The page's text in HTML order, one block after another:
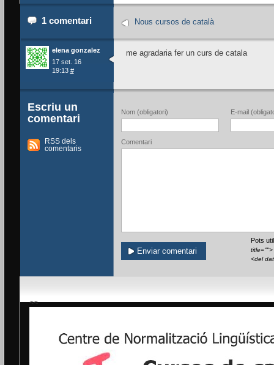
1 comentari Nous cursos de català
elena gonzalez
17 set. 16
19:13 #
me agradaria fer un curs de catala
Escriu un
comentari
RSS dels
comentaris
Nom (obligatori) E-mail
Comentari
Pots
<del
<<